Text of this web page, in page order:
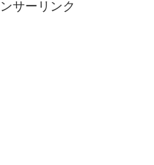
サーリンク